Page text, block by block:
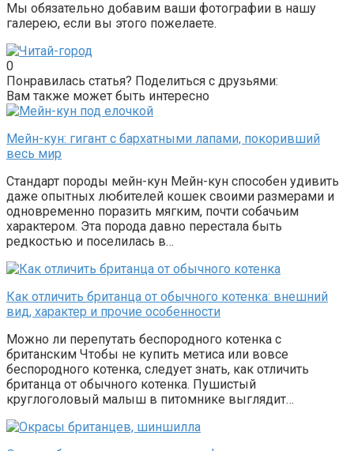
Мы обязательно добавим ваши фотографии в нашу
галерею, если вы этого пожелаете.
0
Понравилась статья? Поделиться с друзьями:
Вам также может быть интересно
Мейн-кун: гигант с бархатными лапами, покоривший
весь мир
Стандарт породы мейн-кун Мейн-кун способен удивить
даже опытных любителей кошек своими размерами и
одновременно поразить мягким, почти собачьим
характером. Эта порода давно перестала быть
редкостью и поселилась в…
Как отличить британца от обычного котенка: внешний
вид, характер и прочие особенности
Можно ли перепутать беспородного котенка с
британским Чтобы не купить метиса или вовсе
беспородного котенка, следует знать, как отличить
британца от обычного котенка. Пушистый
круглоголовый малыш в питомнике выглядит…